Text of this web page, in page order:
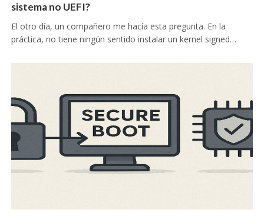
sistema no UEFI?
El otro día, un compañero me hacía esta pregunta. En la
práctica, no tiene ningún sentido instalar un kernel signed…